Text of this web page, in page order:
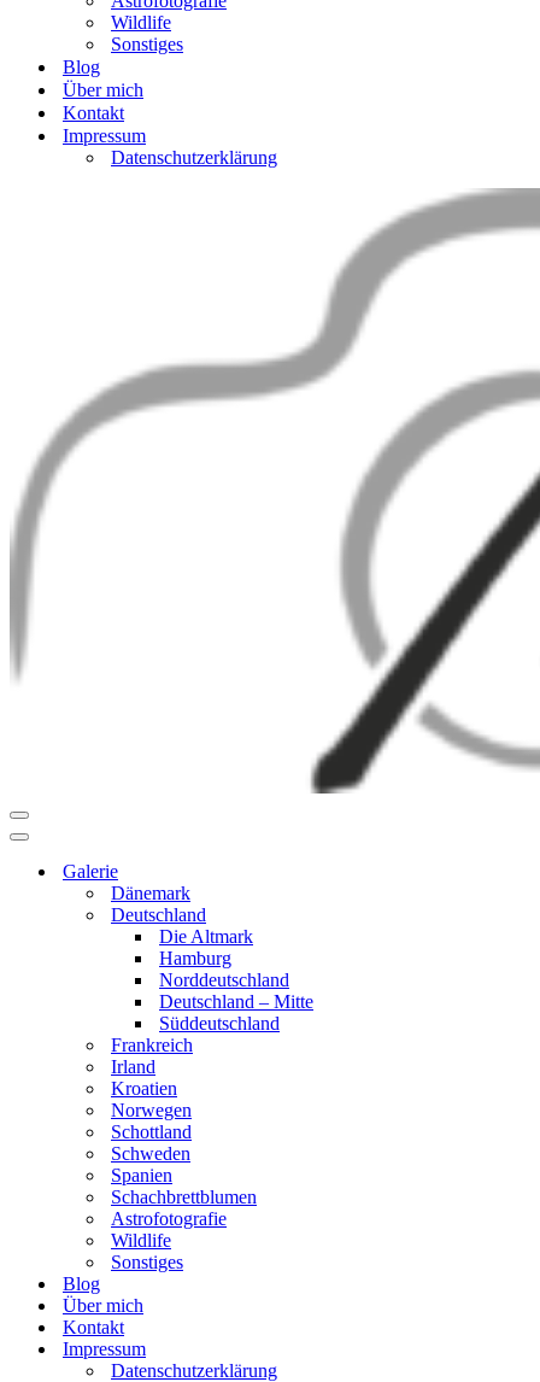
Wildlife
Sonstiges
Blog
Über mich
Kontakt
Impressum
Datenschutzerklärung
Navigationsmenü
Navigationsmenü
Galerie
Dänemark
Deutschland
Die Altmark
Hamburg
Norddeutschland
Deutschland – Mitte
Süddeutschland
Frankreich
Irland
Kroatien
Norwegen
Schottland
Schweden
Spanien
Schachbrettblumen
Astrofotografie
Wildlife
Sonstiges
Blog
Über mich
Kontakt
Impressum
Datenschutzerklärung